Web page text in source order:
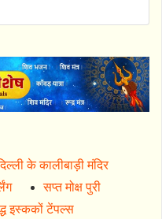
के कालीबाड़ी मंदिर
सप्त मोक्ष पुरी
इस्ककों टेंपल्स